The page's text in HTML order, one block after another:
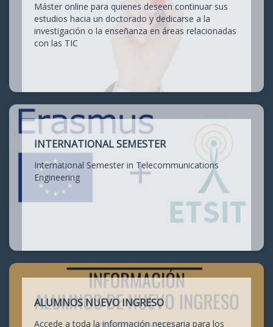
Máster online para quienes deseen continuar sus
estudios hacia un doctorado y dedicarse a la
investigación o la enseñanza en áreas relacionadas
con las TIC
INTERNATIONAL SEMESTER
International Semester in Telecommunications
Engineering
ALUMNOS NUEVO INGRESO
Accede a toda la información necesaria para los